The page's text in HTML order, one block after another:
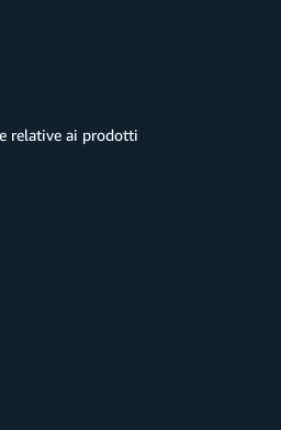
relative ai prodotti